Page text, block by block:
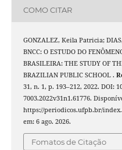
COMO CITAR
GONZALEZ, Keila Patricia;
BNCC: O ESTUDO DO
BRASILEIRA: THE STUDY OF
BRAZILIAN PUBLIC SCHOOL .
31, n. 1, p. 193–212, 2022. DOI:
7003.2022v31n1.61776.
https://periodicos.ufpb.br/
em: 6 ago. 2026.
Fomatos de Citação